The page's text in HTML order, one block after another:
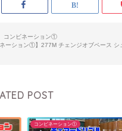
コンビネーション①
ネーション①】277M チェンジオブペース
POST
コンビネーション①